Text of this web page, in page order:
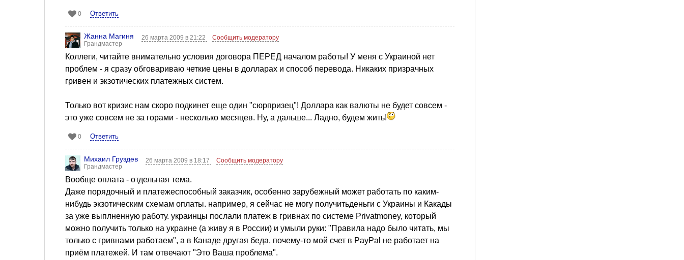
0 Ответить
Жанна Магиня
Грандмастер
26 марта 2009 в 21:22 Сообщить модератору
Коллеги, читайте внимательно условия договора ПЕРЕД началом работы! У меня с Украиной нет
проблем - я сразу обговариваю четкие цены в долларах и способ перевода. Никаких призрачных
гривен и экзотических платежных систем.
Только вот кризис нам скоро подкинет еще один "сюрпризец"! Доллара как валюты не будет совсем -
это уже совсем не за горами - несколько месяцев. Ну, а дальше... Ладно, будем жить!
0 Ответить
Михаил Груздев
Грандмастер
26 марта 2009 в 18:17 Сообщить модератору
Вообще оплата - отдельная тема.
Даже порядочный и платежеспособный заказчик, особенно зарубежный может работать по каким-
нибудь экзотическим схемам оплаты. например, я сейчас не могу получитьденьги с Украины и Какады
за уже выплненную работу. украинцы послали платеж в гривнах по системе Privatmoney, который
можно получить только на украине (а живу я в России) и умыли руки: "Правила надо было читать, мы
только с гривнами работаем", а в Канаде другая беда, почему-то мой счет в PayPal не работает на
приём платежей. И там отвечают "Это Ваша проблема".